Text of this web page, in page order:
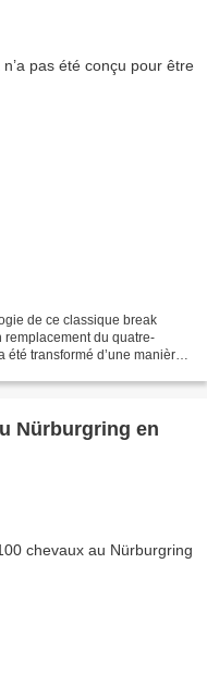
de ce classique break
remplacement du quatre-
été transformé d’une manière
Nürburgring en